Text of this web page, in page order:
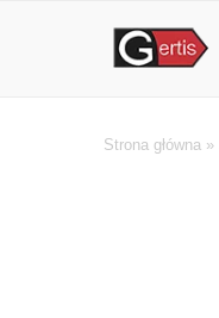
Strona główna »